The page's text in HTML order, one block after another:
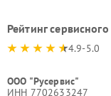
Рейтинг
4.9-5.0
ООО "Русервис"
ИНН 7702633247